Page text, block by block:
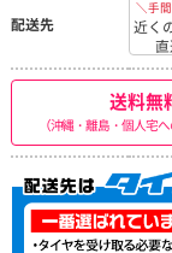
配送先
＼手
近く
送料無
（沖縄・離島・個人宅